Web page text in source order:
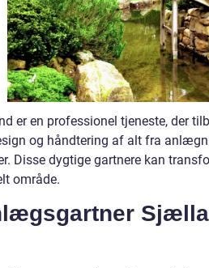
er en professionel tjeneste, der
og håndtering af alt fra
Disse dygtige gartnere kan
område.